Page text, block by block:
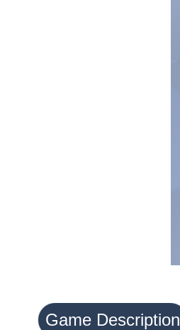
Game Description